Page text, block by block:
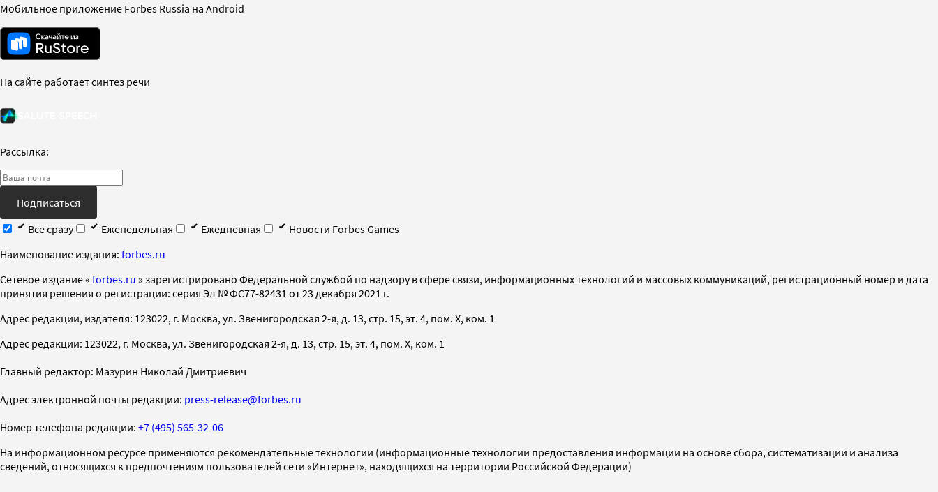
Мобильное приложение Forbes Russia на Android
На сайте работает синтез речи
Рассылка:
Подписаться
Все сразу
Еженедельная Ежедневная
Новости Forbes Games
Наименование издания: forbes.ru
Cетевое издание « forbes.ru » зарегистрировано Федеральной службой по надзору в сфере связи, информационных технологий и массовых коммуникаций, регистрационный номер и дата
принятия решения о регистрации: серия Эл № ФС77-82431 от 23 декабря 2021 г.
Адрес редакции, издателя: 123022, г. Москва, ул. Звенигородская 2-я, д. 13, стр. 15, эт. 4, пом. X, ком. 1
Адрес редакции: 123022, г. Москва, ул. Звенигородская 2-я, д. 13, стр. 15, эт. 4, пом. X, ком. 1
Главный редактор: Мазурин Николай Дмитриевич
Адрес электронной почты редакции: press-release@forbes.ru
Номер телефона редакции: +7 (495) 565-32-06
На информационном ресурсе применяются рекомендательные технологии (информационные технологии предоставления информации на основе сбора, систематизации и анализа
сведений, относящихся к предпочтениям пользователей сети «Интернет», находящихся на территории Российской Федерации)